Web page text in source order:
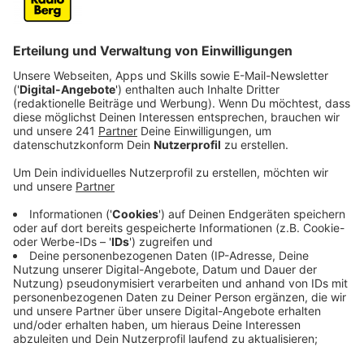
Anzeige
Mehr als 300 Millionen Streams weltweit, unzählige
erfolgreiche Co-Produktionen von Nico Santos über
"Oh My Girl", "Girls Generation" und einige
Chartplatzierungen, Gold- und Platinauszeichnungen
weltweit und renommierte Musikpreise in den USA,
Kanada und Korea gehen auf das Konto der
Singer/Songwriterin Laurell. Mit ihrer 2021
erschienenen Debütsingle "Habit" schaffte sie den
Durchbruch über Kontinentalgrenzen hinweg,
sammelte über 60 Millionen Streams, wurde in
Deutschland und Österreich dafür mit Gold und Platin
ausgezeichnet und platzierte sich 2021 in den Top 20
der deutschen Airplay-Jahresendcharts.
Mit "Love It" ist eine neue Single erschienen, die ein